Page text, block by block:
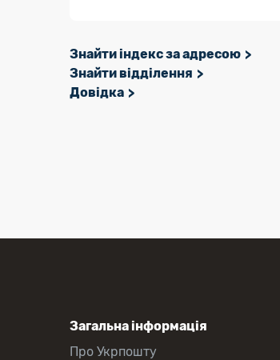
Знайти індекс за адресою
Знайти відділення
Довідка
Загальна інформація
Про Укрпошту